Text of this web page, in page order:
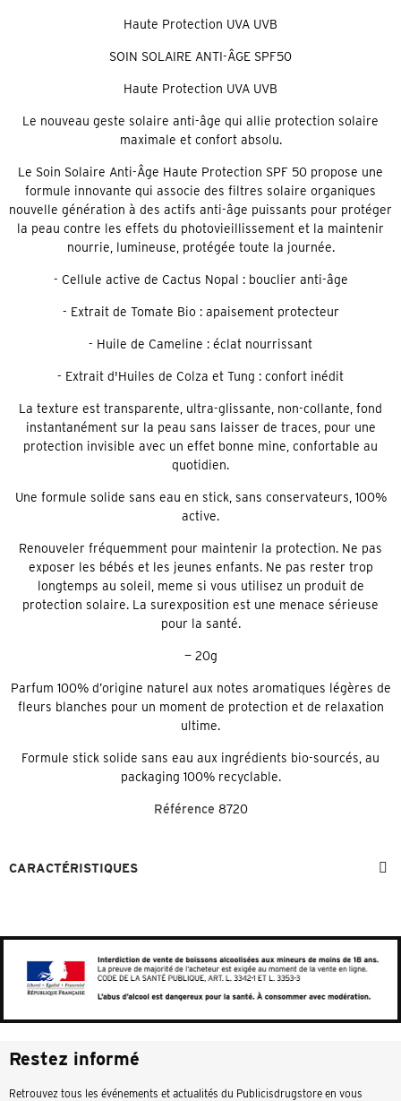
Haute Protection UVA UVB
SOIN SOLAIRE ANTI-ÂGE SPF50
Haute Protection UVA UVB
Le nouveau geste solaire anti-âge qui allie protection solaire
maximale et confort absolu.
Le Soin Solaire Anti-Âge Haute Protection SPF 50 propose une
formule innovante qui associe des filtres solaire organiques
nouvelle génération à des actifs anti-âge puissants pour protéger
la peau contre les effets du photovieillissement et la maintenir
nourrie, lumineuse, protégée toute la journée.
- Cellule active de Cactus Nopal : bouclier anti-âge
- Extrait de Tomate Bio : apaisement protecteur
- Huile de Cameline : éclat nourrissant
- Extrait d'Huiles de Colza et Tung : confort inédit
La texture est transparente, ultra-glissante, non-collante, fond
instantanément sur la peau sans laisser de traces, pour une
protection invisible avec un effet bonne mine, confortable au
quotidien.
Une formule solide sans eau en stick, sans conservateurs, 100%
active.
Renouveler fréquemment pour maintenir la protection. Ne pas
exposer les bébés et les jeunes enfants. Ne pas rester trop
longtemps au soleil, meme si vous utilisez un produit de
protection solaire. La surexposition est une menace sérieuse
pour la santé.
— 20g
Parfum 100% d’origine naturel aux notes aromatiques légères de
fleurs blanches pour un moment de protection et de relaxation
ultime.
Formule stick solide sans eau aux ingrédients bio-sourcés, au
packaging 100% recyclable.
Référence 8720
CARACTÉRISTIQUES
Restez informé
Retrouvez tous les événements et actualités du Publicisdrugstore en vous